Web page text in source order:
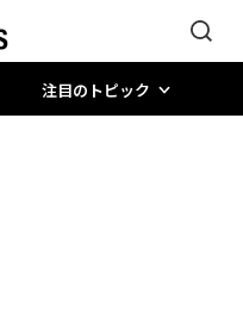
注目のトピック